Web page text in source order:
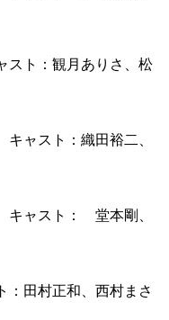
スト：観月ありさ、松
ャスト：織田裕二、
キャスト： 堂本剛、
田村正和、西村まさ